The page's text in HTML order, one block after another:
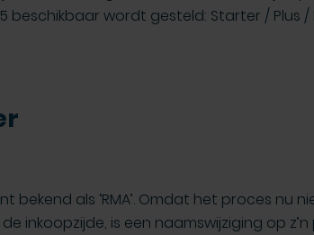
beschikbaar wordt gesteld: Starter / Plus /
bekend als ‘RMA’. Omdat het proces nu
inkoopzijde, is een naamswijziging op